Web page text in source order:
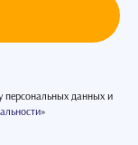
персональных данных и
»